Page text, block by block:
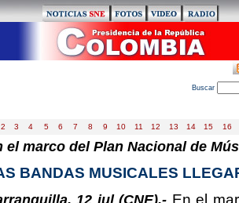
Buscar
2 3 4 5 6 7 8 9 10 11 12 13 14 15 16
el marco del Plan Nacional de
BANDAS MUSICALES
12 jul (CNE).- En el